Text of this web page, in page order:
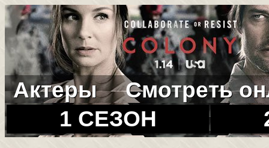
Актеры
Смотреть
1 СЕЗОН